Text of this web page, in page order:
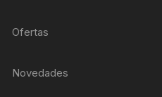
Ofertas
Novedades